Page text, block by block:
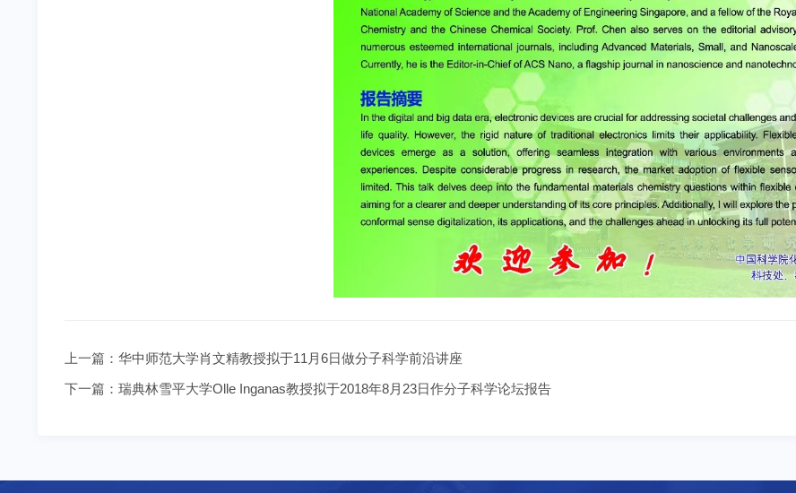
上一篇： 华中师范大学肖文精教授拟于11月6日做分子科学前沿讲座
下一篇： 瑞典林雪平大学Olle Inganas教授拟于2018年8月23日作分子科学论坛报告